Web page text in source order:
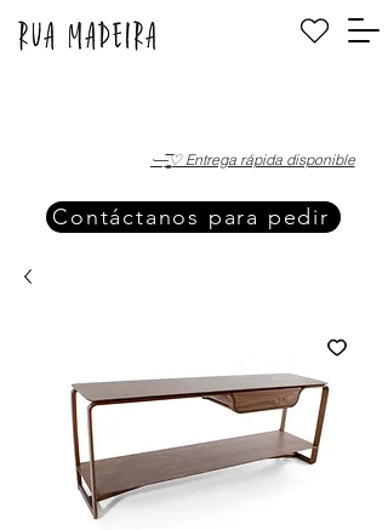
·—̳͟͞͞♡ Entrega rápida disponible
Contáctanos para pedir